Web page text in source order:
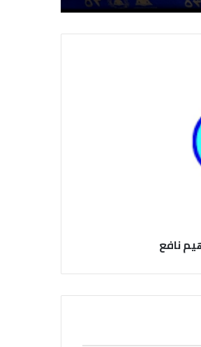
تستقبل طلبة
المستقبل في بابل
النجفية
بمناسبة مرور ١١٢ عاما على صدور أول
تحية لكل
شهداء الصحافة
الوزراء والنواب
يهنؤن الصحفيين
بالإفراج
نافع